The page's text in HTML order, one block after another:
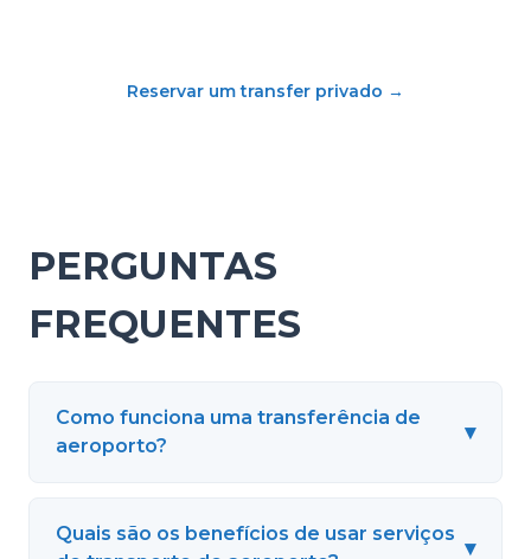
Reservar um transfer privado →
PERGUNTAS
FREQUENTES
Como funciona uma transferência de
aeroporto?
▾
Quais são os benefícios de usar serviços
▾